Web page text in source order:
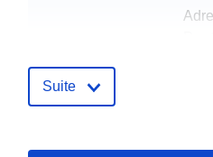
Compte rendu du
Suite